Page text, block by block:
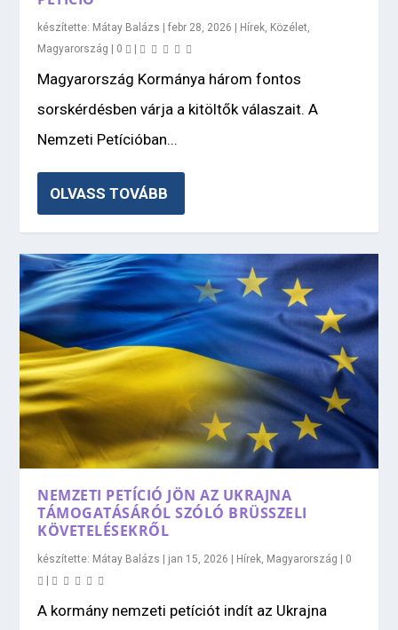
készítette: Mátay Balázs |febr 28, 2026 | Hírek Közélet
Magyarország | 0 |
Magyarország Kormánya három fontos
sorskérdésben várja a kitöltők válaszait. A
Nemzeti Petícióban...
OLVASS TOVÁBB
NEMZETI PETÍCIÓ JÖN AZ UKRAJNA
TÁMOGATÁSÁRÓL SZÓLÓ BRÜSSZELI
KÖVETELÉSEKRŐL
készítette: Mátay Balázs | jan 15, 2026 | Hírek Magyarország | 0
|
A kormány nemzeti petíciót indít az Ukrajna